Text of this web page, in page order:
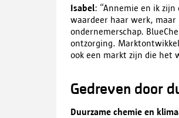
Isabel: “Annemie en ik
waardeer haar werk, maar
ondernemerschap.
ontzorging.
ook een markt zijn die het
Gedreven door
Duurzame chemie en